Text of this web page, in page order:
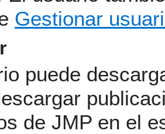
Gestionar
puede
de JMP en el